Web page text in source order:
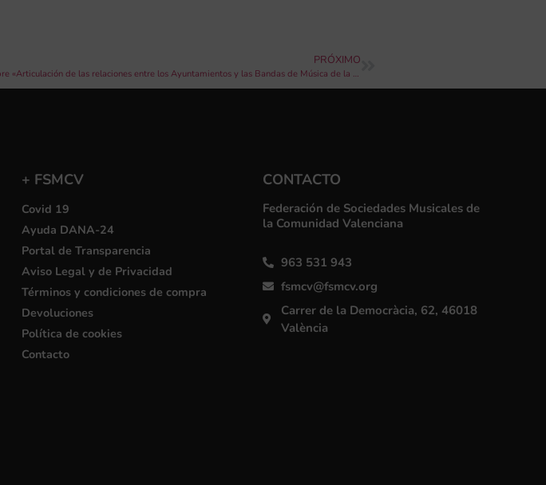
PRÓXIMO
Jornada Taller sobre «Articulación de las relaciones entre los Ayuntamientos y las Bandas de Música de la localidad»
+ FSMCV
Covid 19
Ayuda DANA-24
Portal de Transparencia
Aviso Legal y de Privacidad
Términos y condiciones de compra
Devoluciones
Política de cookies
Contacto
CONTACTO
Federación de Sociedades Musicales de
la Comunidad Valenciana
963 531 943
fsmcv@fsmcv.org
Carrer de la Democràcia, 62, 46018
València